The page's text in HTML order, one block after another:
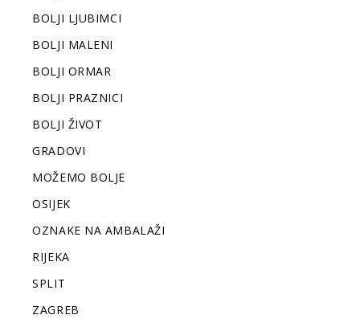
BOLJI LJUBIMCI
BOLJI MALENI
BOLJI ORMAR
BOLJI PRAZNICI
BOLJI ŽIVOT
GRADOVI
MOŽEMO BOLJE
OSIJEK
OZNAKE NA AMBALAŽI
RIJEKA
SPLIT
ZAGREB